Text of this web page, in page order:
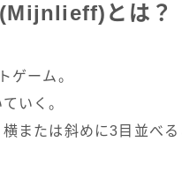
とは？
ゲーム。
いく。
または斜めに3目並べ